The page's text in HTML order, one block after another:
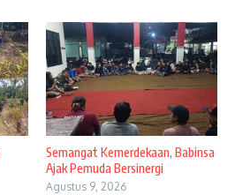
Semangat Kemerdekaan, Babinsa
Ajak Pemuda Bersinergi
Agustus 9, 2026